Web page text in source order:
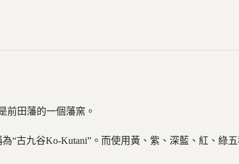
前田藩的一個藩窯。
“古九谷Ko-Kutani”。而使用黃、紫、深藍、紅、綠